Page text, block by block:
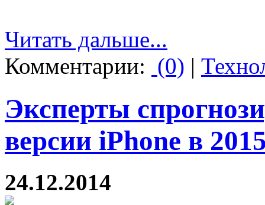
Читать дальше...
Комментарии: (0) |
Эксперты
версии iPhone в
24.12.2014